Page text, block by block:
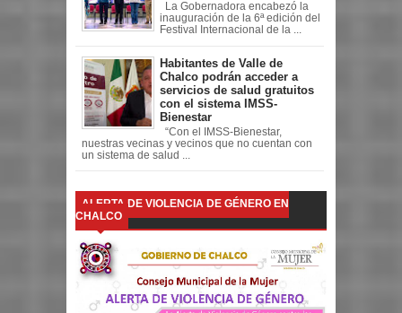
La Gobernadora encabezó la
inauguración de la 6ª edición del
Festival Internacional de la ...
Habitantes de Valle de
Chalco podrán acceder a
servicios de salud gratuitos
con el sistema IMSS-
Bienestar
“Con el IMSS-Bienestar,
nuestras vecinas y vecinos que no cuentan con
un sistema de salud ...
ALERTA DE VIOLENCIA DE GÉNERO EN
CHALCO